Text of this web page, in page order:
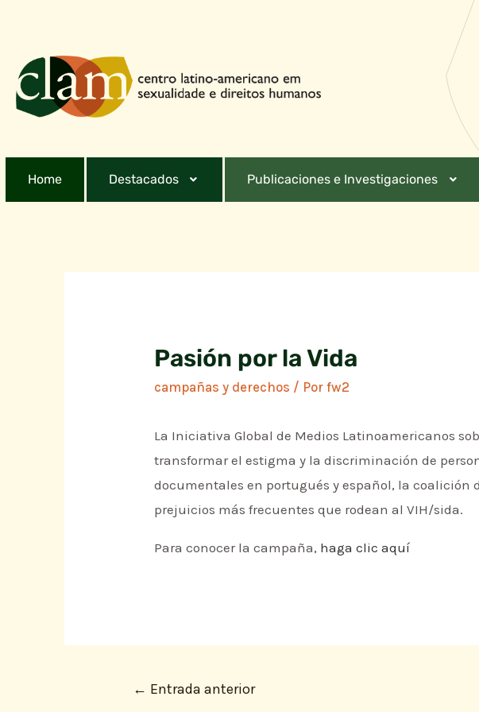
Home Destacados Publicaciones e Investigaciones
Pasión por la Vida
campañas y derechos / Porfw2
La Iniciativa Global de Medios Latinoamericanos
transformar el estigma y la discriminación de
documentales en portugués y español, la coalición
prejuicios más frecuentes que rodean al VIH/sida.
Para conocer la campaña, haga clic aquí
← Entrada anterior